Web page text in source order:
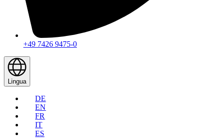
+49 7426 9475-0
Lingua
DE
EN
FR
IT
ES